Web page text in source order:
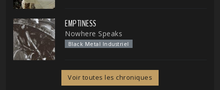
EMPTINESS
Nowhere Speaks
Black Metal Industriel
Voir toutes les chroniques